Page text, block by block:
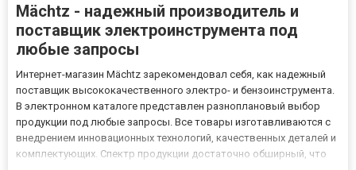
Mächtz - надежный производитель и
поставщик электроинструмента под
любые запросы
Интернет-магазин Mächtz зарекомендовал себя, как надежный
поставщик высококачественного электро- и бензоинструмента.
В электронном каталоге представлен разноплановый выбор
продукции под любые запросы. Все товары изготавливаются с
внедрением инновационных технологий, качественных деталей и
комплектующих. Спектр продукции достаточно обширный, что